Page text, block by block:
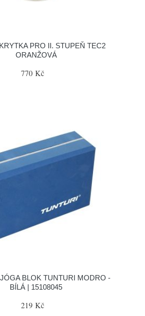
PRO II. STUPEŇ TEC2
ORANŽOVÁ
770 Kč
BLOK TUNTURI MODRO -
BÍLÁ | 15108045
219 Kč